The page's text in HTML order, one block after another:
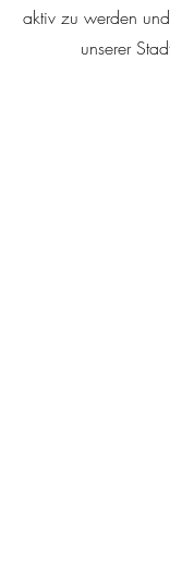
aktiv zu werden
unserer